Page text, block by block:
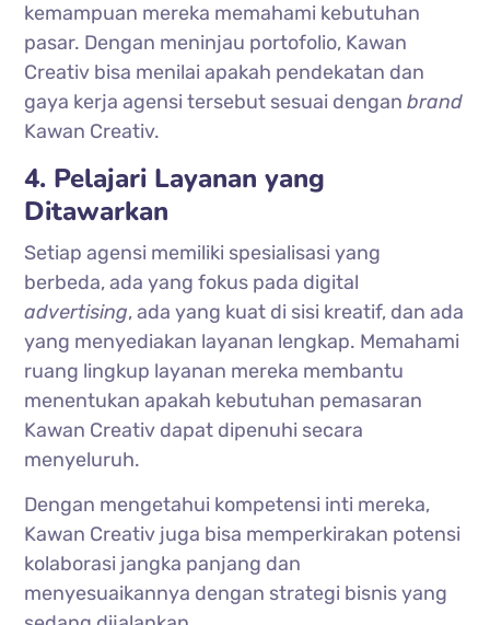
kemampuan mereka memahami kebutuhan
pasar. Dengan meninjau portofolio, Kawan
Creativ bisa menilai apakah pendekatan dan
gaya kerja agensi tersebut sesuai denganbrand
Kawan Creativ.
4. Pelajari Layanan yang
Ditawarkan
Setiap agensi memiliki spesialisasi yang
berbeda, ada yang fokus pada digital
advertising, ada yang kuat di sisi kreatif, dan ada
yang menyediakan layanan lengkap. Memahami
ruang lingkup layanan mereka membantu
menentukan apakah kebutuhan pemasaran
Kawan Creativ dapat dipenuhi secara
menyeluruh.
Dengan mengetahui kompetensi inti mereka,
Kawan Creativ juga bisa memperkirakan potensi
kolaborasi jangka panjang dan
menyesuaikannya dengan strategi bisnis yang